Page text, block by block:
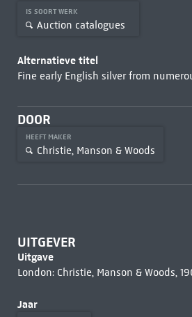
IS SOORT WERK
Auction catalogues
Alternatieve titel
Fine early English silver from
DOOR
HEEFT MAKER
Christie, Manson & Woods
UITGEVER
Uitgave
London: Christie, Manson & Woods,
Jaar